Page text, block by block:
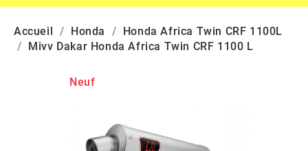
Accueil Honda
Honda Africa Twin CRF 1100L
Mivv Dakar Honda Africa Twin CRF 1100 L
Neuf